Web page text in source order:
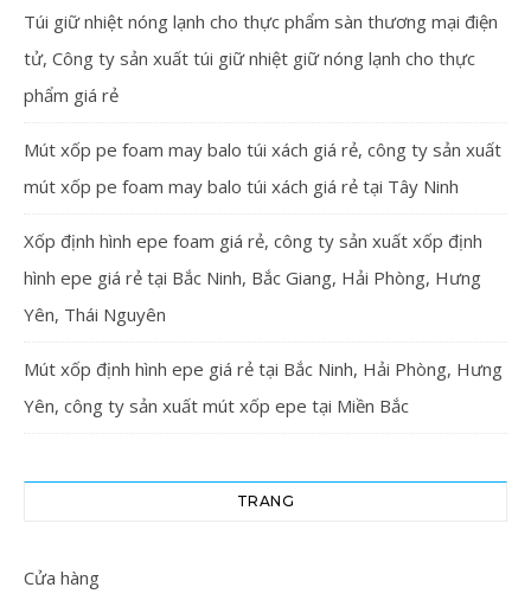
Túi giữ nhiệt nóng lạnh cho thực phẩm sàn thương mại điện
tử, Công ty sản xuất túi giữ nhiệt giữ nóng lạnh cho thực
phẩm giá rẻ
Mút xốp pe foam may balo túi xách giá rẻ, công ty sản xuất
mút xốp pe foam may balo túi xách giá rẻ tại Tây Ninh
Xốp định hình epe foam giá rẻ, công ty sản xuất xốp định
hình epe giá rẻ tại Bắc Ninh, Bắc Giang, Hải Phòng, Hưng
Yên, Thái Nguyên
Mút xốp định hình epe giá rẻ tại Bắc Ninh, Hải Phòng, Hưng
Yên, công ty sản xuất mút xốp epe tại Miền Bắc
TRANG
Cửa hàng